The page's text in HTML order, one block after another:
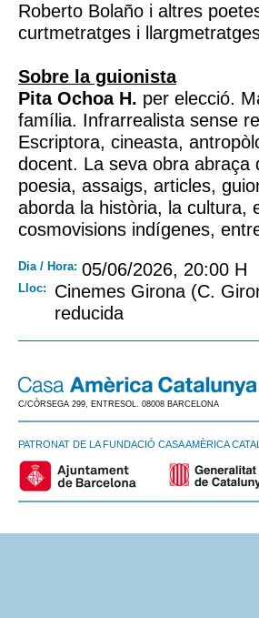
Roberto Bolaño i altres
curtmetratges i
Sobre la guionista
Pita Ochoa H. per elecció.
família. Infrarrealista sense
Escriptora, cineasta,
docent. La seva obra abraça
poesia, assaigs, articles,
aborda la història, la cultura,
cosmovisions indígenes,
Dia / Hora: 05/06/2026, 20:00 H
Lloc:
Cinemes Girona (C.
reducida
C/CÒRSEGA 299, ENTRESOL. 08008 BARCELONA
PATRONAT DE LA FUNDACIÓ CASA AMÈRICA